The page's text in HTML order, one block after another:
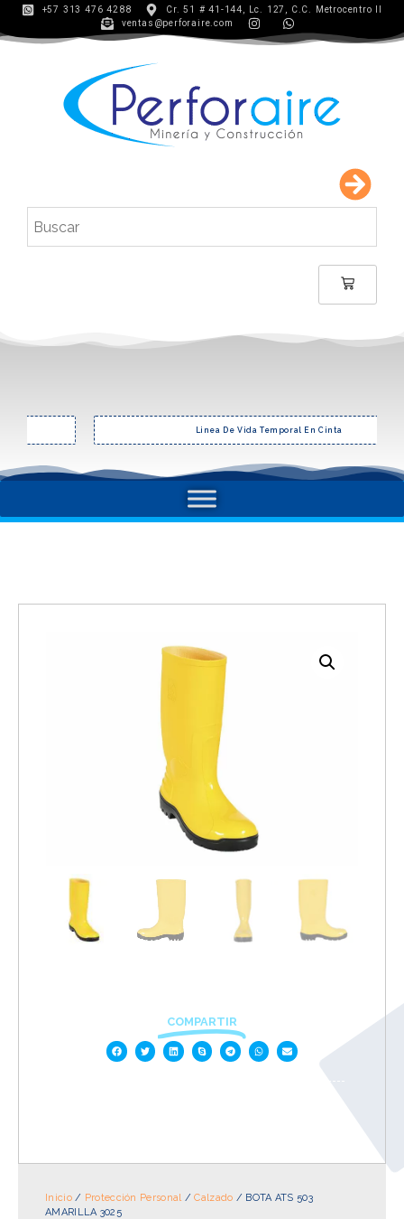
+57 313 476 4288
Cr. 51 # 41-144, Lc. 127, C.C. Metrocentro II
ventas@perforaire.com
Linea De Vida Temporal En Cinta
COMPARTIR
Inicio/ Protección Personal/Calzado / BOTA ATS 503
AMARILLA 3025